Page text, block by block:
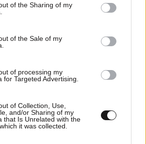
or usage behaviour. You may click to
to Google and its third-party tags to
specified purposes in below Google
of the Sharing of my
of the Sale of my
of processing my
for Targeted Advertising.
of Collection, Use,
and/or Sharing of my
that Is Unrelated with the
it was collected.
για Καρυστιανού-Γρατσία:
πολιτική αναξιοπρέπεια και